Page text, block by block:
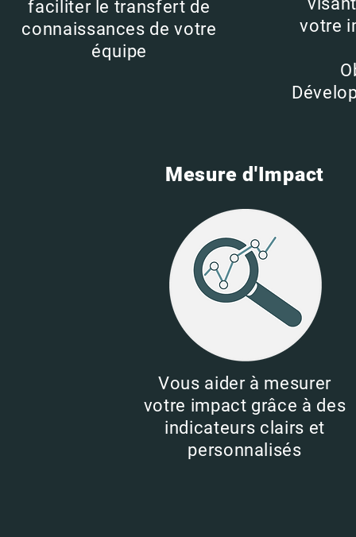
faciliter le transfert de
connaissances de votre
équipe
votre
Mesure d'Impact
Vous aider à mesurer
votre impact grâce à des
indicateurs clairs et
personnalisés